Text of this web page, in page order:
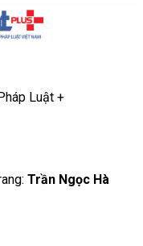
Luật +
Trần Ngọc Hà